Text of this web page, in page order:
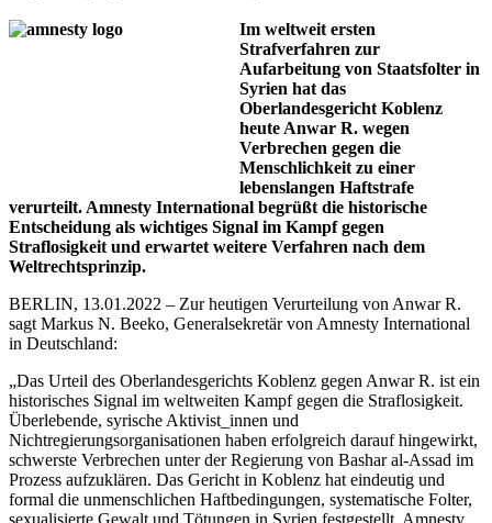
Im weltweit ersten
Strafverfahren zur
Aufarbeitung von Staatsfolter in
Syrien hat das
Oberlandesgericht Koblenz
heute Anwar R. wegen
Verbrechen gegen die
Menschlichkeit zu einer
lebenslangen Haftstrafe
verurteilt. Amnesty International begrüßt die historische
Entscheidung als wichtiges Signal im Kampf gegen
Straflosigkeit und erwartet weitere Verfahren nach dem
Weltrechtsprinzip.
BERLIN, 13.01.2022 – Zur heutigen Verurteilung von Anwar R.
sagt Markus N. Beeko, Generalsekretär von Amnesty International
in Deutschland:
„Das Urteil des Oberlandesgerichts Koblenz gegen Anwar R. ist ein
historisches Signal im weltweiten Kampf gegen die Straflosigkeit.
Überlebende, syrische Aktivist_innen und
Nichtregierungsorganisationen haben erfolgreich darauf hingewirkt,
schwerste Verbrechen unter der Regierung von Bashar al-Assad im
Prozess aufzuklären. Das Gericht in Koblenz hat eindeutig und
formal die unmenschlichen Haftbedingungen, systematische Folter,
sexualisierte Gewalt und Tötungen in Syrien festgestellt. Amnesty
Jahren schwerste gezielte und
systematische
Menschenrechtsverletzungen.
Sie sind auch heute weiter
im Jahr 2021 wurden
zehntausende Menschen
Opfer systematischer Folter,
Hinrichtungen, willkürlicher
Festnahmen und
gewaltsamen
Verschwindenlassens durch
syrische 'Sicherheitskräfte'.
Das Urteil des Koblenzer